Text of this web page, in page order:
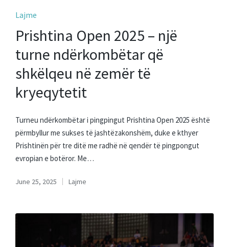
Posted
in
Lajme
Prishtina Open 2025 – një
turne ndërkombëtar që
shkëlqeu në zemër të
kryeqytetit
Turneu ndërkombëtar i pingpingut Prishtina Open 2025 është
përmbyllur me sukses të jashtëzakonshëm, duke e kthyer
Prishtinën për tre ditë me radhë në qendër të pingpongut
evropian e botëror. Me…
June 25, 2025
Posted
Lajme